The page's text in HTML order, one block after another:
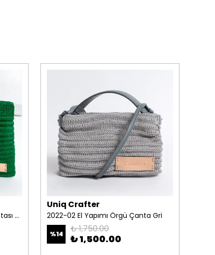
2022-04 El Yapımı Örgü El Çantası Yeşil
Uniq Crafter
2022-02 El Yapımı Örgü Çanta Gri
%14 ₺ 1,750.00
₺ 1,500.00